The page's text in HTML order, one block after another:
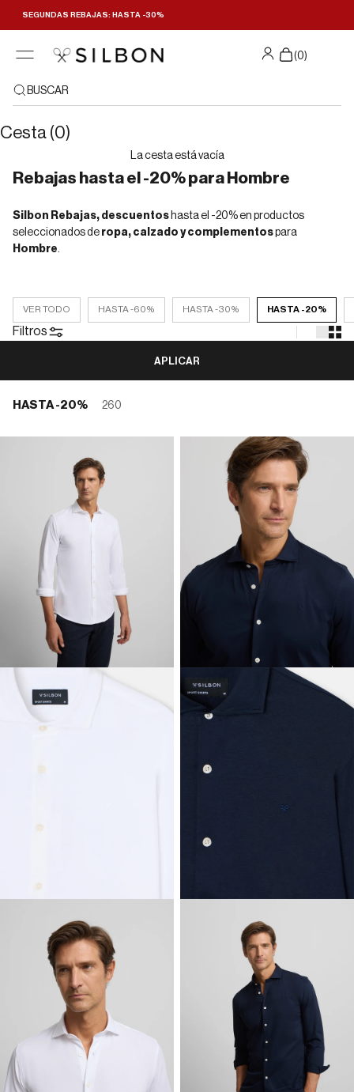
SEGUNDAS REBAJAS: HASTA -30%
(0)
BUSCAR
Cesta (0)
La cesta está vacía
VER TODO HASTA -60% HASTA -30% HASTA -20%
Filtros
APLICAR
HASTA -20% 260
Rebajas hasta el -20% para Hombre
Silbon Rebajas, descuentos hasta el -20% en productos
seleccionados de ropa, calzado y complementospara
Hombre.